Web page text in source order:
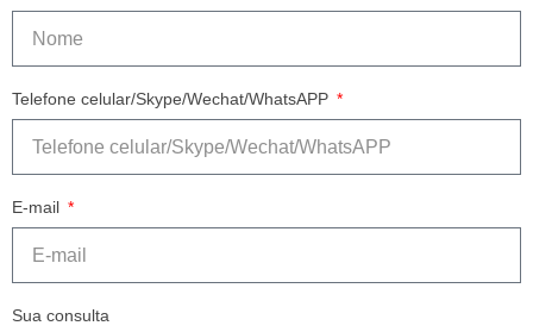
Telefone celular/Skype/Wechat/WhatsAPP
E-mail
Sua consulta